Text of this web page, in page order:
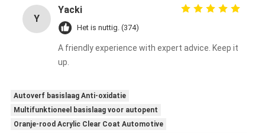
Y
Yacki
Het is nuttig. (374)
A friendly experience with expert advice. Keep it
up.
Autoverf basislaag Anti-oxidatie
Multifunktioneel basislaag voor autopent
Oranje-rood Acrylic Clear Coat Automotive